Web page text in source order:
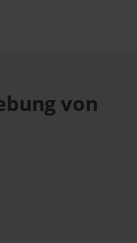
von